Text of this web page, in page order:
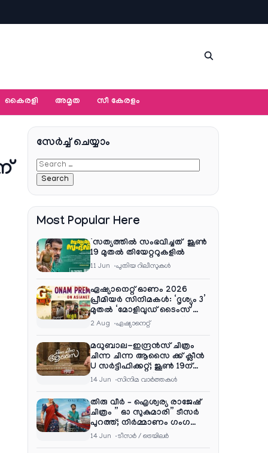
കൈരളി അമൃത സീ കേരളം
സേര്‍ച്ച്‌ ചെയ്യാം
Most Popular Here
‘സത്യത്തിൽ സംഭവിച്ചത്’ ജൂൺ
19 മുതൽ തിയേറ്ററുകളിൽ
11 Jun പുതിയ റിലീസുകള്‍
ഏഷ്യാനെറ്റ് ഓണം 2026
പ്രീമിയർ സിനിമകൾ: ‘ദൃശ്യം 3’
മുതൽ ‘മോളിവുഡ് ടൈംസ്’
വരെ ആഘോഷ വിരുന്ന്
2 Aug ഏഷ്യാനെറ്റ്‌
മധുബാല-ഇന്ദ്രൻസ് ചിത്രം
ചിന്ന ചിന്ന ആസൈ ക്ക് ക്ലീൻ
U സർട്ടിഫിക്കറ്റ്; ജൂൺ 19ന്
ആഗോള റിലീസ്
14 Jun സിനിമ വാര്‍ത്തകള്‍
തിരു വീർ – ഐശ്വര്യ രാജേഷ്
ചിത്രം ” ഓ സുകുമാരി” ടീസർ
പുറത്ത്; നിർമ്മാണം ഗംഗ
എന്റർടൈൻമെന്റ്‌സ്
14 Jun ടീസര്‍ / ട്രെയിലര്‍